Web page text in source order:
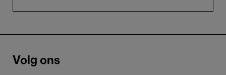
Volg ons